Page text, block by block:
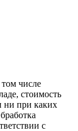
числе
стоимость
ни при каких
с